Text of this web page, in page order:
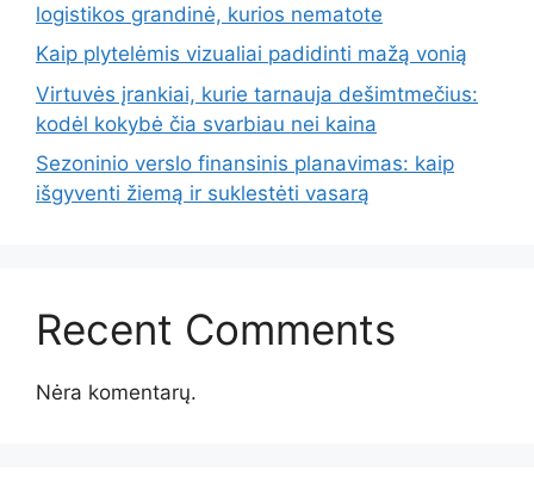
logistikos grandinė, kurios nematote
Kaip plytelėmis vizualiai padidinti mažą vonią
Virtuvės įrankiai, kurie tarnauja dešimtmečius:
kodėl kokybė čia svarbiau nei kaina
Sezoninio verslo finansinis planavimas: kaip
išgyventi žiemą ir suklestėti vasarą
Recent Comments
Nėra komentarų.